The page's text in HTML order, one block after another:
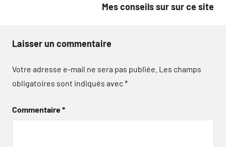
Mes conseils sur sur ce site
Laisser un commentaire
Votre adresse e-mail ne sera pas publiée. Les champs
obligatoires sont indiqués avec*
Commentaire*